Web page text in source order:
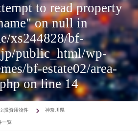
to read property
on null in
xs244828/bf-
public_html/wp-
bf-estate02/area-
on line14
投資用物件
神奈川県
一覧